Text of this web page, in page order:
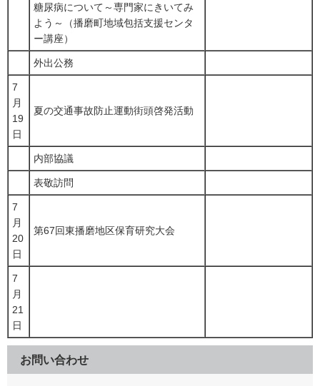
糖尿病について～専門家にきいてみ
よう～（播磨町地域包括支援センタ
ー講座）
外出公務
7
月
19
日
夏の交通事故防止運動街頭啓発活動
内部協議
表敬訪問
7
月
20
日
第67回東播磨地区保育研究大会
7
月
21
日
お問い合わせ